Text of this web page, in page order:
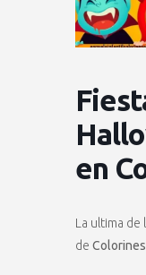
en
La ultima
de Colorines